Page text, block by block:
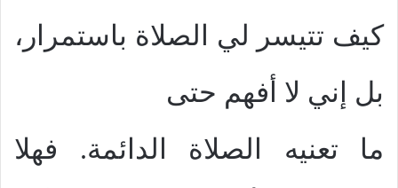
كيف تتيسر لي الصلاة باستمرار،
بل إني لا أفهم حتى
ما تعنيه الصلاة الدائمة. فهلا